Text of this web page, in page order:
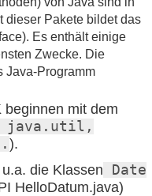
dieser Pakete bildet das
Es enthält einige
Zwecke. Die
Java-Programm
mit dem
java.util,
).
die Klassen Date
HelloDatum.java)